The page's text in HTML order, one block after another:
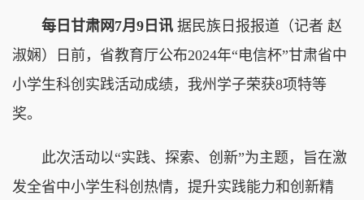
每日甘肃网7月9日讯 据民族日报报道（记者 赵
淑娴）日前，省教育厅公布2024年“电信杯”甘肃省中
小学生科创实践活动成绩，我州学子荣获8项特等
奖。
此次活动以“实践、探索、创新”为主题，旨在激
发全省中小学生科创热情，提升实践能力和创新精